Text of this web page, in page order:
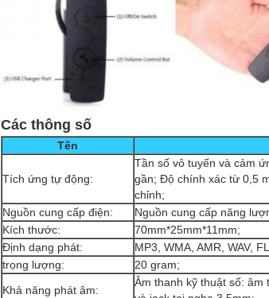
Các thông số
Tên
Tích ứng tự động:
Tần số vô tuyến và cảm
gần; Độ chính xác từ 0,5
chỉnh;
Nguồn cung cấp điện:
Nguồn cung cấp năng
Kích thước:
70mm*25mm*11mm;
Định dạng phát:
MP3, WMA, AMR, WAV,
trọng lượng:
20 gram;
Khả năng phát âm:
Âm thanh kỹ thuật số: